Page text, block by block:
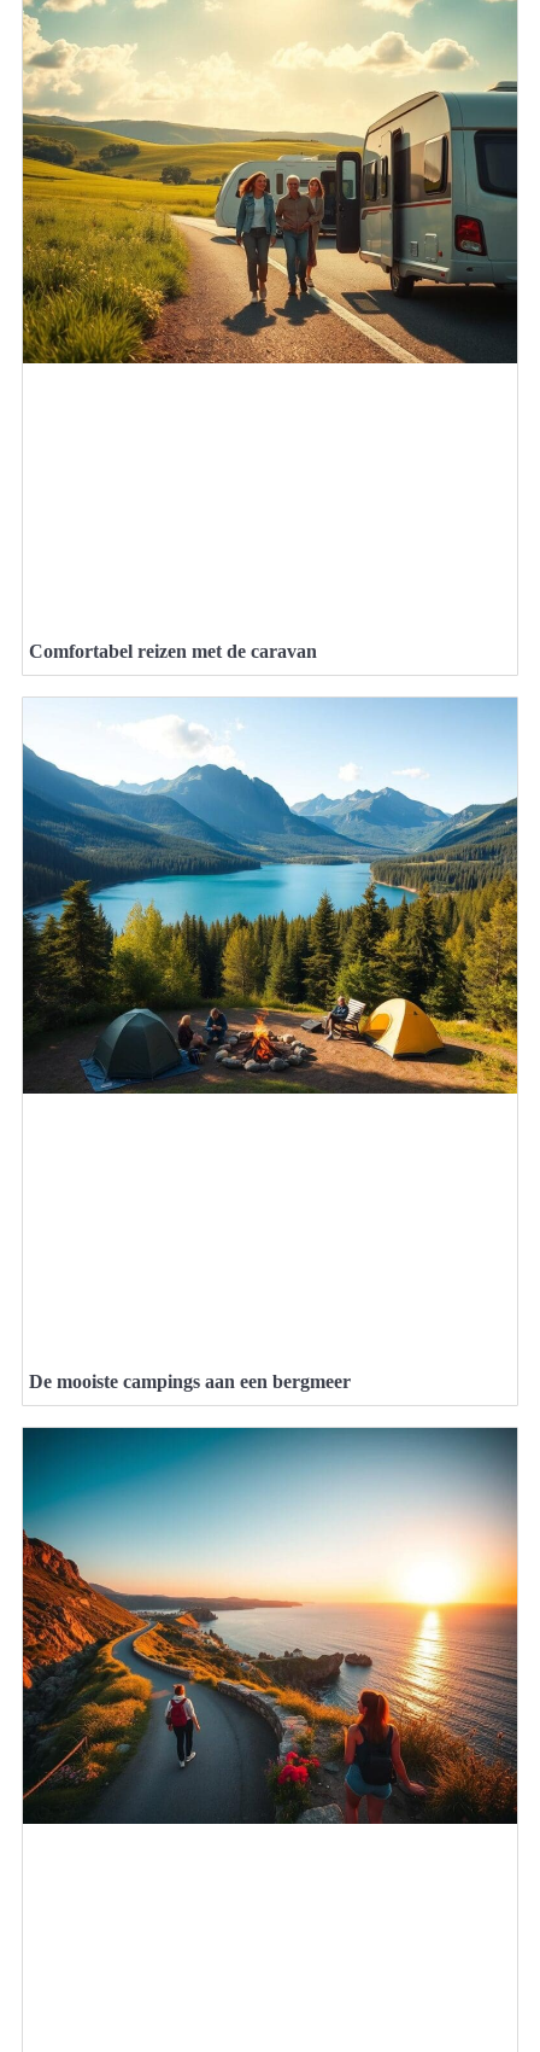
Comfortabel reizen met de caravan
De mooiste campings aan een bergmeer